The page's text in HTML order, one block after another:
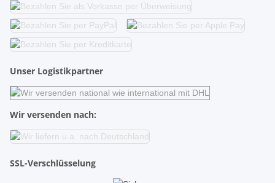
Unser Logistikpartner
Wir versenden nach:
SSL-Verschlüsselung